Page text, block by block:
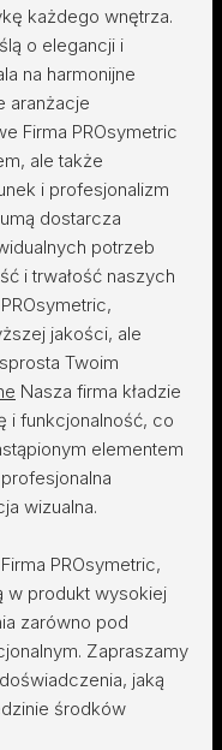
każdego wnętrza.
o elegancji i
na harmonijne
aranżacje
Firma PROsymetric
ale także
i profesjonalizm
dostarcza
potrzeb
i trwałość naszych
jakości, ale
Twoim
Nasza firma kładzie
i funkcjonalność, co
elementem
wizualna.
PROsymetric,
w produkt wysokiej
zarówno pod
Zapraszamy
jaką
środków